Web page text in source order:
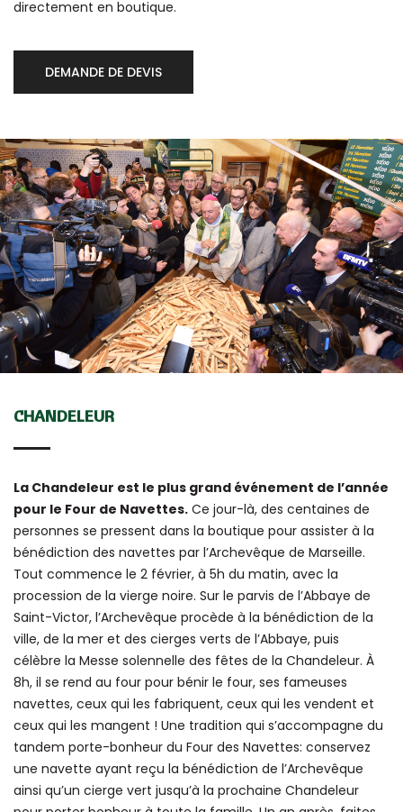
directement en boutique.
DEMANDE DE DEVIS
CHANDELEUR
La Chandeleur est le plus grand événement de l’année
pour le Four de Navettes. Ce jour-là, des centaines de
personnes se pressent dans la boutique pour assister à la
bénédiction des navettes par l’Archevêque de Marseille.
Tout commence le 2 février, à 5h du matin, avec la
procession de la vierge noire. Sur le parvis de l’Abbaye de
Saint-Victor, l’Archevêque procède à la bénédiction de la
ville, de la mer et des cierges verts de l’Abbaye, puis
célèbre la Messe solennelle des fêtes de la Chandeleur. À
8h, il se rend au four pour bénir le four, ses fameuses
navettes, ceux qui les fabriquent, ceux qui les vendent et
ceux qui les mangent ! Une tradition qui s’accompagne du
tandem porte-bonheur du Four des Navettes: conservez
une navette ayant reçu la bénédiction de l’Archevêque
ainsi qu’un cierge vert jusqu’à la prochaine Chandeleur